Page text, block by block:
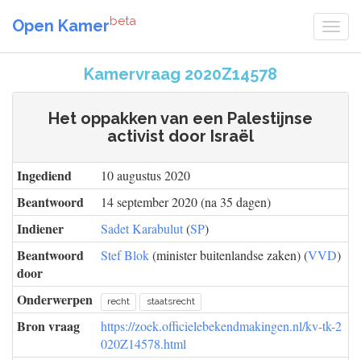
Open Kamerbeta
Kamervraag 2020Z14578
Het oppakken van een Palestijnse
activist door Israël
Ingediend 10 augustus 2020
Beantwoord 14 september 2020 (na 35 dagen)
Indiener Sadet Karabulut(SP)
Beantwoord
door
Stef Blok(minister buitenlandse zaken) (VVD)
Onderwerpen recht staatsrecht
Bron vraag
https://zoek.officielebekendmakingen.nl/kv-tk-2
020Z14578.html